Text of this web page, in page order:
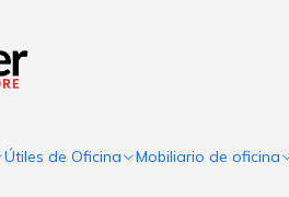
Útiles de Oficina Mobiliario de oficina